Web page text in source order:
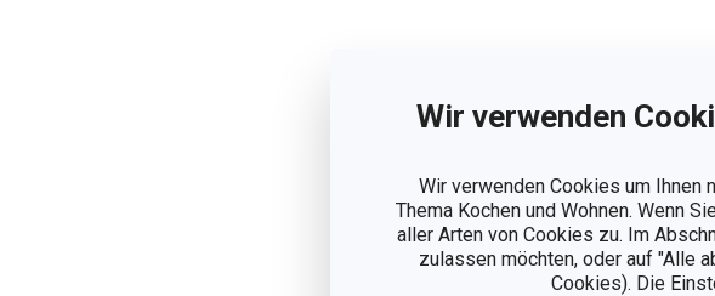
Wir verwenden
Wir verwenden Cookies um Ihnen
Thema Kochen und Wohnen. Wenn
aller Arten von Cookies zu. Im
zulassen möchten, oder auf "Alle
Cookies). Die